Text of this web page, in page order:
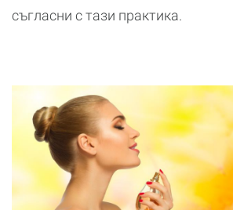
съгласни с тази практика.